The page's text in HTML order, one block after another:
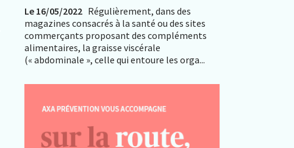
Le 16/05/2022 Régulièrement, dans des
magazines consacrés à la santé ou des sites
commerçants proposant des compléments
alimentaires, la graisse viscérale
(« abdominale », celle qui entoure les orga...